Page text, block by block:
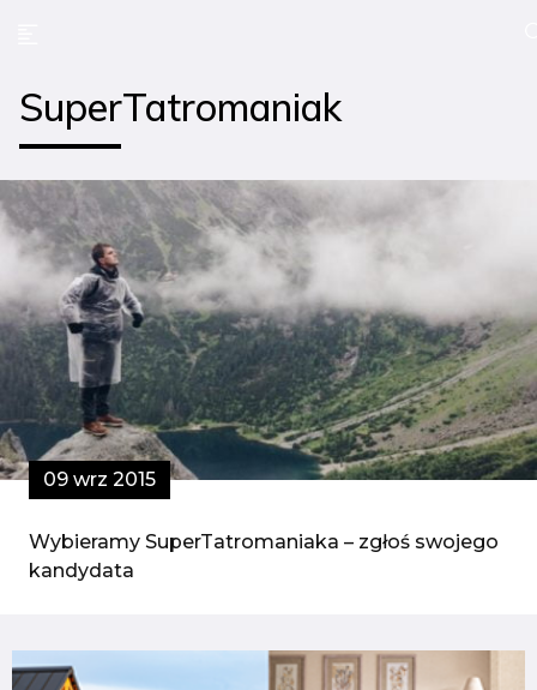
SuperTatromaniak
09 wrz 2015
Wybieramy SuperTatromaniaka – zgłoś swojego
kandydata